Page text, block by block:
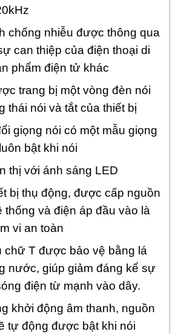
chống nhiễu được thông qua
can thiệp của điện thoại di
phẩm điện tử khác
trang bị một vòng đèn nói
thái nói và tắt của thiết bị
giọng nói có một mẫu giọng
bật khi nói
thị với ánh sáng LED
bị thụ động, được cấp nguồn
thống và điện áp đầu vào là
vi an toàn
chữ T được bảo vệ bằng lá
nước, giúp giảm đáng kể sự
điện từ mạnh vào dây.
khởi động âm thanh, nguồn
tự động được bật khi nói